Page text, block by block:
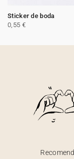
Sticker de boda
0,55 €